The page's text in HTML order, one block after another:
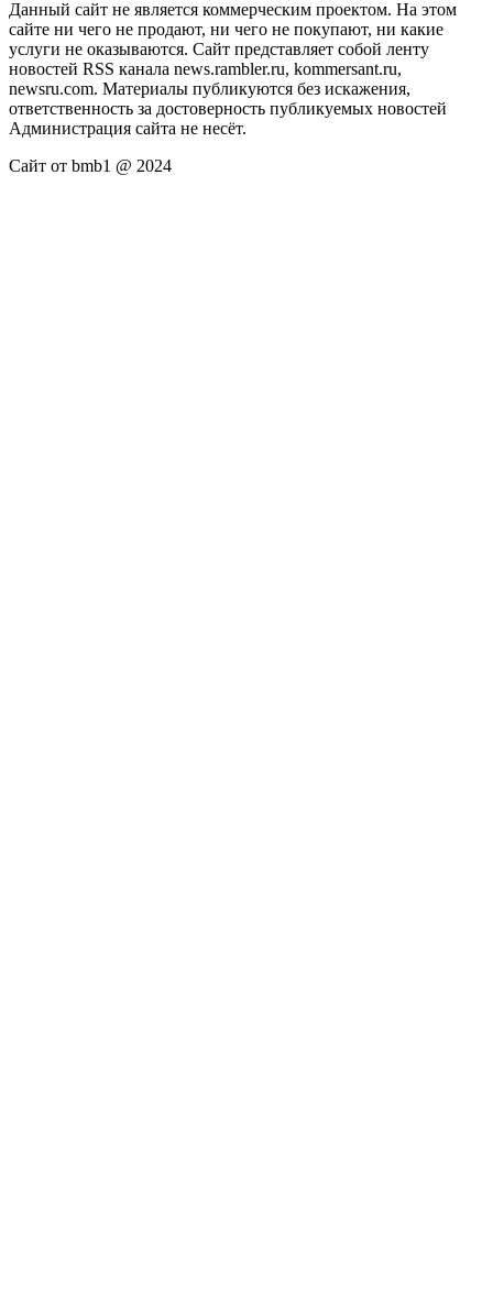
Данный сайт не является коммерческим проектом. На этом
сайте ни чего не продают, ни чего не покупают, ни какие
услуги не оказываются. Сайт представляет собой ленту
новостей RSS канала news.rambler.ru, kommersant.ru,
newsru.com. Материалы публикуются без искажения,
ответственность за достоверность публикуемых новостей
Администрация сайта не несёт.
Сайт от bmb1 @ 2024